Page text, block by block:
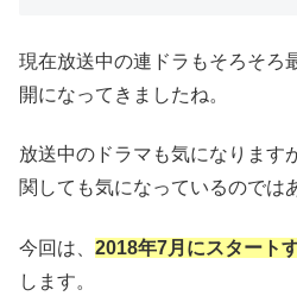
現在放送中の連ドラもそろそろ
開になってきましたね。
放送中のドラマも気になります
関しても気になっているのでは
今回は、 2018年7月にスタート
します。